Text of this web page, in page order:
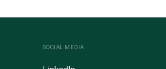
SOCIAL MEDIA